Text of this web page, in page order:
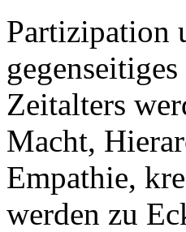
Partizipation
Zeitalters
Macht,
Empathie,
werden zu